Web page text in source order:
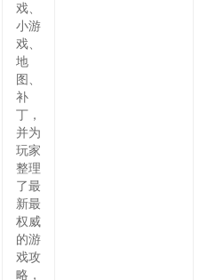
戏、
小游
戏、
地
图、
补
丁，
并为
玩家
整理
了最
新最
权威
的游
戏攻
略，